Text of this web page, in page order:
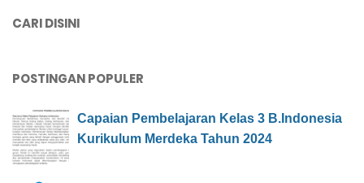
CARI DISINI
POSTINGAN POPULER
Capaian Pembelajaran Kelas 3 B.Indonesia
Kurikulum Merdeka Tahun 2024